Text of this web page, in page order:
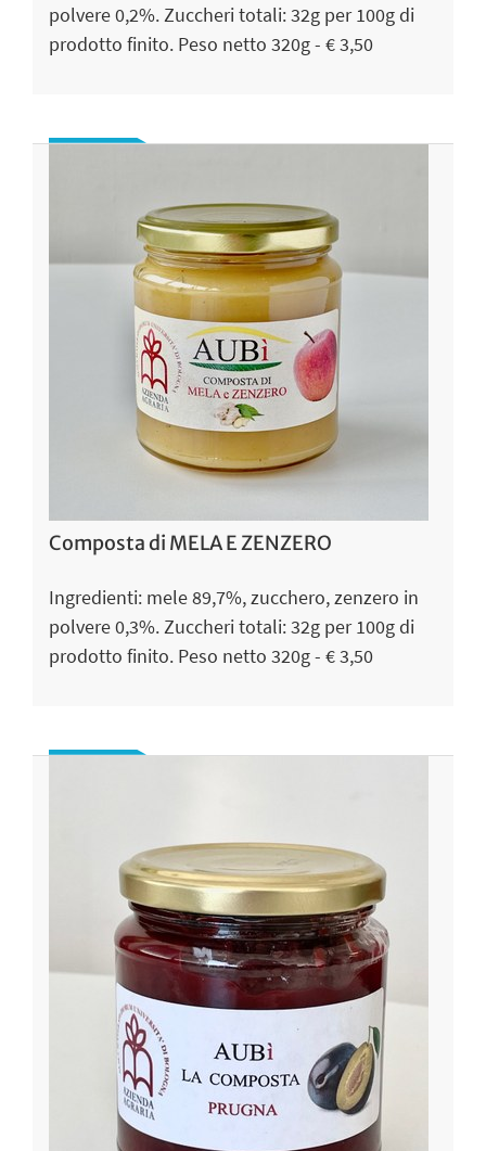
polvere 0,2%. Zuccheri totali: 32g per 100g di
prodotto finito. Peso netto 320g - € 3,50
Composta di MELA E ZENZERO
Ingredienti: mele 89,7%, zucchero, zenzero in
polvere 0,3%. Zuccheri totali: 32g per 100g di
prodotto finito. Peso netto 320g - € 3,50